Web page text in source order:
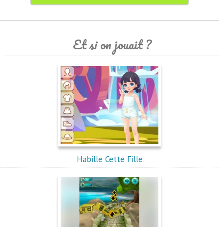
Et si on jouait ?
Habille Cette Fille